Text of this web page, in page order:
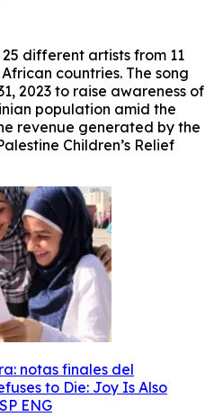
different artists from 11
countries. The song
2023 to raise awareness of
population amid the
revenue generated by the
Children’s Relief
notas finales del
to Die: Joy Is Also
ENG